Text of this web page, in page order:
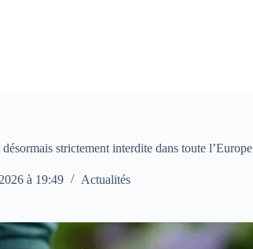
strictement interdite dans toute l’Europe
à 19:49 Actualités